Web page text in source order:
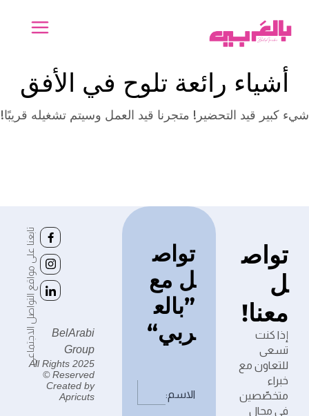
أشياء رائعة تلوح في الأفق
شيء كبير قيد التحضير! متجرنا قيد العمل وسيتم تشغيله قريبًا!
تواص
ل
معنا!
إذا كنت
تسعى
للتعاون مع
خبراء
متخصّصين
في مجال
تواص
ل مع
”بالع
ربي“
الاسم:
تابعنا على مواقع التواصل الاجتماعي
BelArabi
Group
2025 All Rights
Reserved ©
Created by
Apricuts